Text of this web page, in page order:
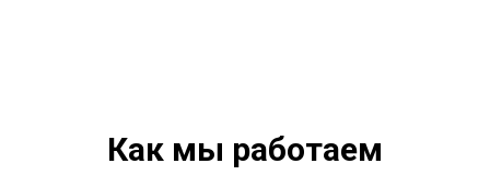
Как мы работаем